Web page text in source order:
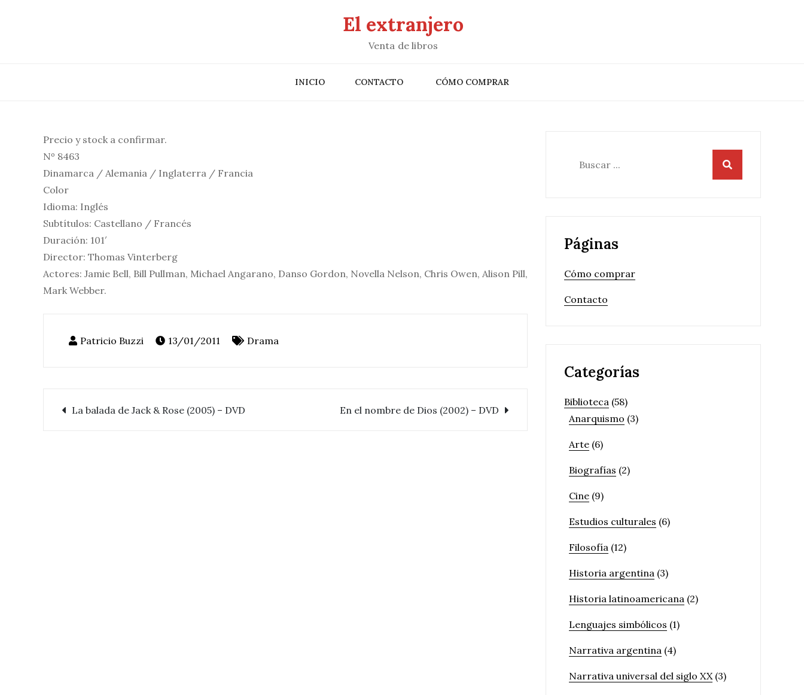
El extranjero
Venta de libros
INICIO CONTACTO CÓMO COMPRAR
Precio y stock a confirmar.
Nº 8463
Dinamarca / Alemania / Inglaterra / Francia
Color
Idioma: Inglés
Subtítulos: Castellano / Francés
Duración: 101′
Director: Thomas Vinterberg
Actores: Jamie Bell, Bill Pullman, Michael Angarano, Danso Gordon, Novella Nelson, Chris Owen, Alison Pill,
Mark Webber.
13/01/2011 Drama
Navegación
La balada de Jack & Rose (2005) – DVD En el nombre de Dios (2002) – DVD
Páginas
Cómo comprar
Contacto
Categorías
Biblioteca (58)
Anarquismo (3)
Arte (6)
Biografías (2)
Cine (9)
Estudios culturales (6)
Filosofía (12)
Historia argentina (3)
Historia latinoamericana (2)
Lenguajes simbólicos (1)
Narrativa argentina (4)
Narrativa universal del siglo XX(3)